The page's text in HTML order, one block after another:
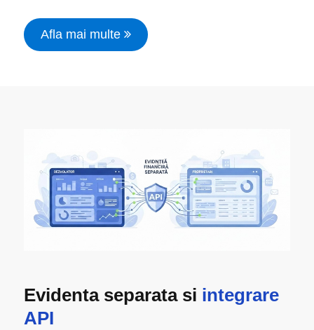
Afla mai multe
Evidenta separata si integrare
API